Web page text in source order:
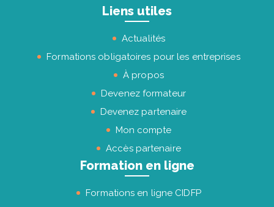
Liens utiles
Actualités
Formations obligatoires pour les entreprises
À propos
Devenez formateur
Devenez partenaire
Mon compte
Accès partenaire
Formation en ligne
Formations en ligne CIDFP